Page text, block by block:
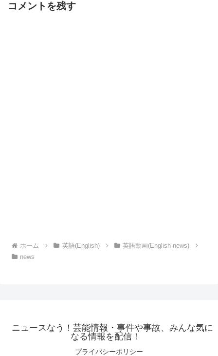
コメントを残す
ホーム 英語(English)
英語動画(English-news)
news
ニュースなう！芸能情報・事件や事故、みんな気に
なる情報を配信！
プライバシーポリシー